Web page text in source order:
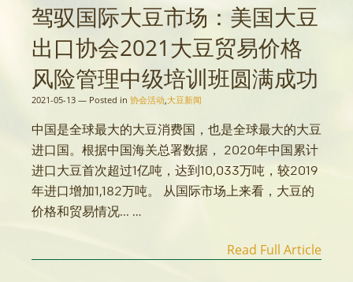
驾驭国际大豆市场：美国大豆
出口协会2021大豆贸易价格
风险管理中级培训班圆满成功
2021-05-13 — Posted in 协会活动 大豆新闻
中国是全球最大的大豆消费国，也是全球最大的大豆
进口国。根据中国海关总署数据， 2020年中国累计
进口大豆首次超过1亿吨，达到10,033万吨，较2019
年进口增加1,182万吨。 从国际市场上来看，大豆的
价格和贸易情况... …
Read Full Article